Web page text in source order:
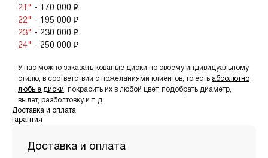
21" - 170 000 ₽
22" - 195 000 ₽
23" - 230 000 ₽
24" - 250 000 ₽
У нас можно заказать кованые диски по своему индивидуальному
стилю, в соответствии с пожеланиями клиентов, то есть абсолютно
любые диски , покрасить их в любой цвет, подобрать диаметр,
вылет, разболтовку и т. д.
Доставка и оплата
Гарантия
Доставка и оплата